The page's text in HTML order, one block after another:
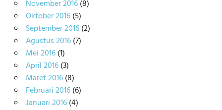
November 2016(8)
Oktober 2016(5)
September 2016(2)
Agustus 2016(7)
Mei 2016(1)
April 2016(3)
Maret 2016(8)
Februari 2016(6)
Januari 2016(4)